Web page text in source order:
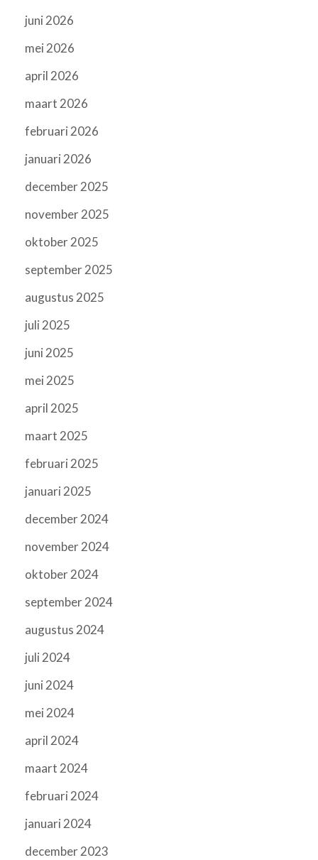
juni 2026
mei 2026
april 2026
maart 2026
februari 2026
januari 2026
december 2025
november 2025
oktober 2025
september 2025
augustus 2025
juli 2025
juni 2025
mei 2025
april 2025
maart 2025
februari 2025
januari 2025
december 2024
november 2024
oktober 2024
september 2024
augustus 2024
juli 2024
juni 2024
mei 2024
april 2024
maart 2024
februari 2024
januari 2024
december 2023